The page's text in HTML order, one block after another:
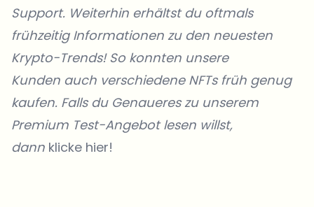
Support. Weiterhin erhältst du oftmals
frühzeitig Informationen zu den neuesten
Krypto-Trends! So konnten unsere
Kunden auch verschiedene NFTsfrüh genug
kaufen. Falls du Genaueres zu unserem
Premium Test-Angebot lesen willst,
dann klicke hier!